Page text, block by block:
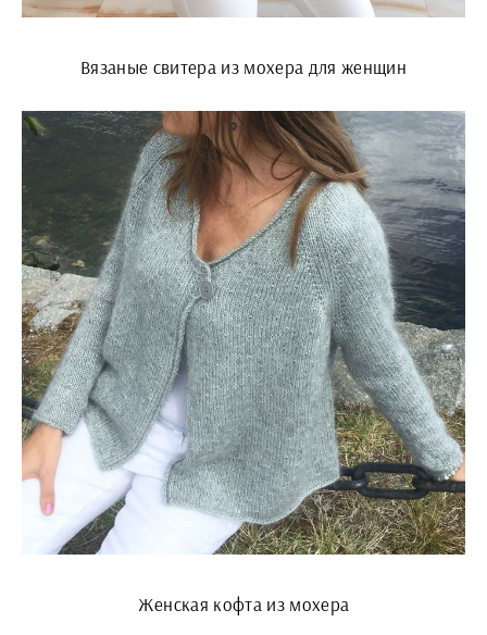
Вязаные свитера из мохера для женщин
Женская кофта из мохера